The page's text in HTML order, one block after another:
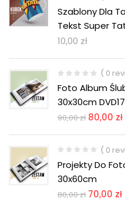
Szablony Dla
Tekst Super
10,00 zł
( 0
Foto Album
30x30cm DVD17
90,00zł 80,00 zł
( 0
Projekty Do
30x60cm
80,00zł 70,00 zł